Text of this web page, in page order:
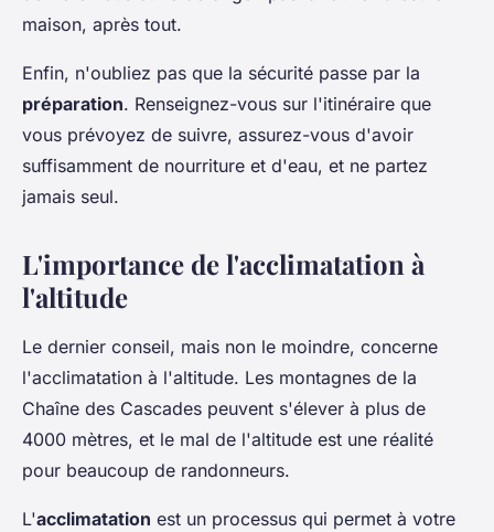
maison, après tout.
Enfin, n'oubliez pas que la sécurité passe par la
préparation. Renseignez-vous sur l'itinéraire que
vous prévoyez de suivre, assurez-vous d'avoir
suffisamment de nourriture et d'eau, et ne partez
jamais seul.
L'importance de l'acclimatation à
l'altitude
Le dernier conseil, mais non le moindre, concerne
l'acclimatation à l'altitude. Les montagnes de la
Chaîne des Cascades peuvent s'élever à plus de
4000 mètres, et le mal de l'altitude est une réalité
pour beaucoup de randonneurs.
L'acclimatation est un processus qui permet à votre